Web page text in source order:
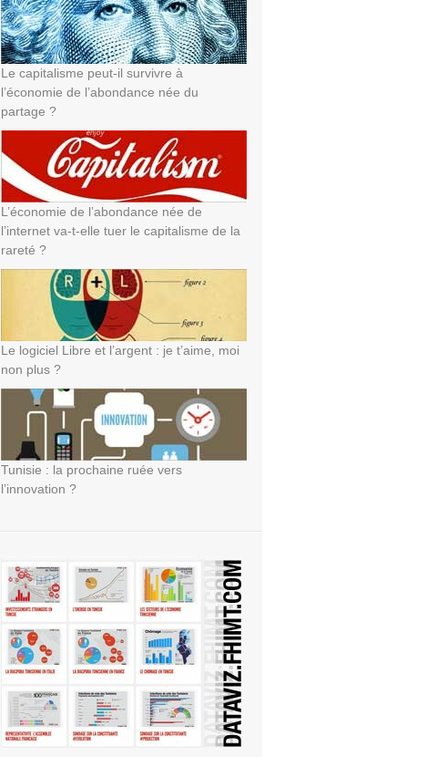
Le capitalisme peut-il survivre à
l’économie de l’abondance née du
partage ?
L’économie de l’abondance née de
l’internet va-t-elle tuer le capitalisme de la
rareté ?
Le logiciel Libre et l’argent : je t’aime, moi
non plus ?
Tunisie : la prochaine ruée vers
l’innovation ?